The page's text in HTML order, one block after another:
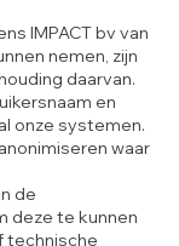
IMPACT bv van
nemen, zijn
daarvan.
en
onze systemen.
waar
de
deze te kunnen
technische